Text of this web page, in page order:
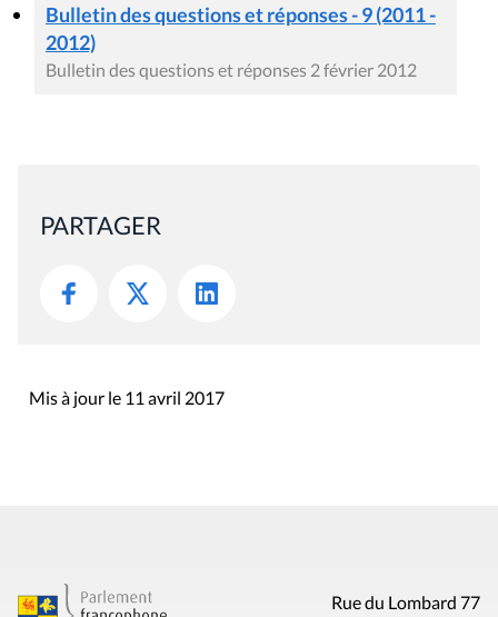
Bulletin des questions et réponses - 9 (2011 -
2012)
Bulletin des questions et réponses 2 février 2012
PARTAGER
Mis à jour le 11 avril 2017
Rue du Lombard 77